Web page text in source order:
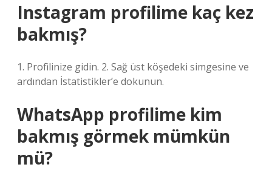
Instagram profilime kaç kez
bakmış?
1. Profilinize gidin. 2. Sağ üst köşedeki simgesine ve
ardından İstatistikler’e dokunun.
WhatsApp profilime kim
bakmış görmek mümkün
mü?